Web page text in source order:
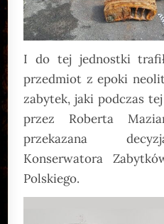
I do tej jednostki
przedmiot z epoki
zabytek, jaki podczas
przez Roberta
przekazana
Konserwatora
Polskiego.